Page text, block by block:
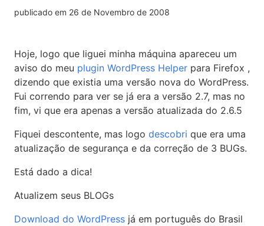
publicado em 26 de Novembro de 2008
Hoje, logo que liguei minha máquina apareceu um
aviso do meu plugin WordPress Helper para Firefox ,
dizendo que existia uma versão nova do WordPress.
Fui correndo para ver se já era a versão 2.7, mas no
fim, vi que era apenas a versão atualizada do 2.6.5
Fiquei descontente, mas logo descobri que era uma
atualização de segurança e da correção de 3 BUGs.
Está dado a dica!
Atualizem seus BLOGs
Download do WordPress já em português do Brasil